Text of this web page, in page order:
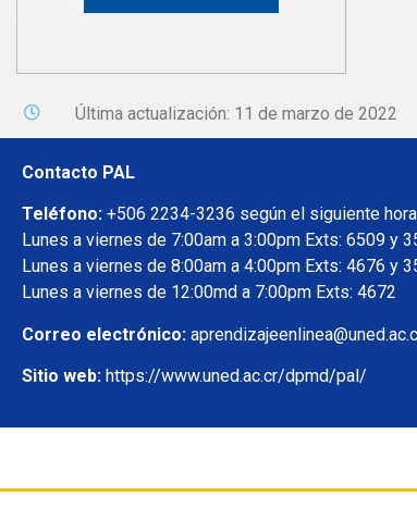
Última actualización: 11 de marzo de 2022
Contacto PAL
Teléfono: +506 2234-3236 según el siguiente
Lunes a viernes de 7:00am a 3:00pm Exts: 6509 y
Lunes a viernes de 8:00am a 4:00pm Exts: 4676 y
Lunes a viernes de 12:00md a 7:00pm Exts: 4672
Correo electrónico:
Sitio web: https://www.uned.ac.cr/dpmd/pal/